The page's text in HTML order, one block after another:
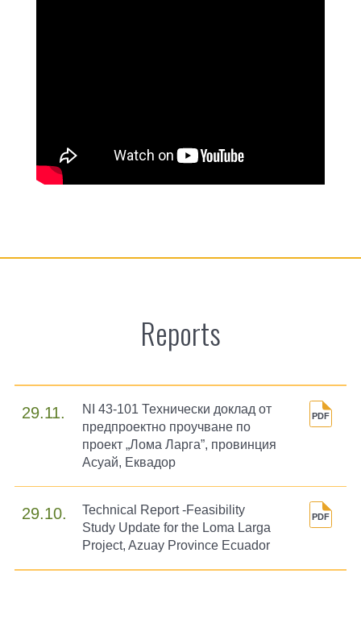
Reports
29.11.
NI 43-101 Технически доклад от
предпроектно проучване по
проект „Лома Ларга”, провинция
Асуай, Еквадор
29.10.
Technical Report -Feasibility
Study Update for the Loma Larga
Project, Azuay Province Ecuador